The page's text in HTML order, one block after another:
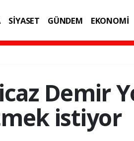
SİYASET GÜNDEM
EKONOMİ
Demir
istiyor